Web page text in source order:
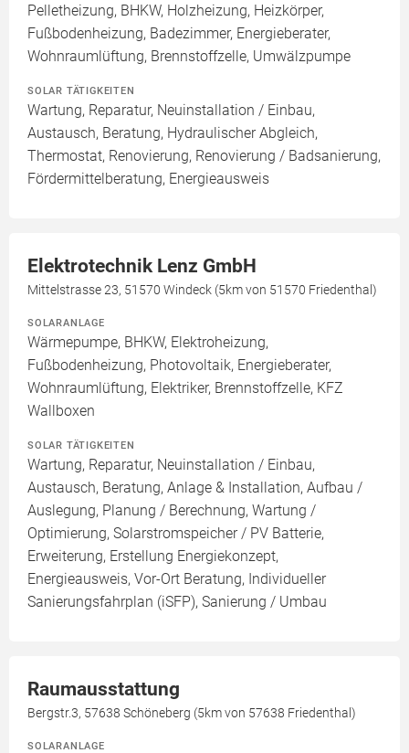
Pelletheizung, BHKW, Holzheizung, Heizkörper,
Fußbodenheizung, Badezimmer, Energieberater,
Wohnraumlüftung, Brennstoffzelle, Umwälzpumpe
SOLAR TÄTIGKEITEN
Wartung, Reparatur, Neuinstallation / Einbau,
Austausch, Beratung, Hydraulischer Abgleich,
Thermostat, Renovierung, Renovierung / Badsanierung,
Fördermittelberatung, Energieausweis
Elektrotechnik Lenz GmbH
Mittelstrasse 23, 51570 Windeck (5km von 51570 Friedenthal)
SOLARANLAGE
Wärmepumpe, BHKW, Elektroheizung,
Fußbodenheizung, Photovoltaik, Energieberater,
Wohnraumlüftung, Elektriker, Brennstoffzelle, KFZ
Wallboxen
SOLAR TÄTIGKEITEN
Wartung, Reparatur, Neuinstallation / Einbau,
Austausch, Beratung, Anlage & Installation, Aufbau /
Auslegung, Planung / Berechnung, Wartung /
Optimierung, Solarstromspeicher / PV Batterie,
Erweiterung, Erstellung Energiekonzept,
Energieausweis, Vor-Ort Beratung, Individueller
Sanierungsfahrplan (iSFP), Sanierung / Umbau
Raumausstattung
Bergstr.3, 57638 Schöneberg (5km von 57638 Friedenthal)
SOLARANLAGE